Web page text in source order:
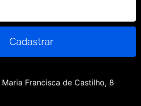
Cadastrar
Francisca de Castilho, 8